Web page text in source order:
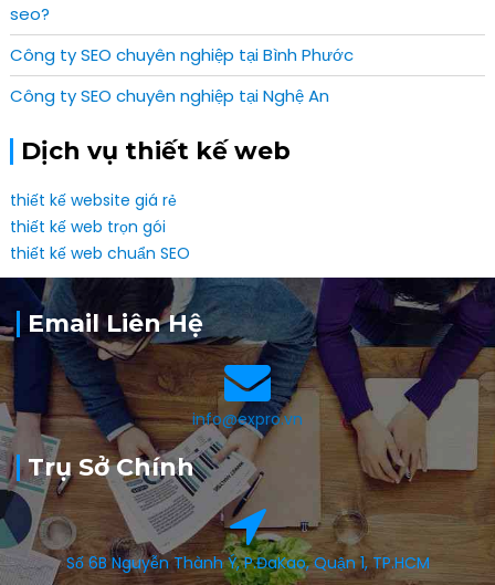
seo?
Công ty SEO chuyên nghiệp tại Bình Phước
Công ty SEO chuyên nghiệp tại Nghệ An
Dịch vụ thiết kế web
thiết kế website giá rẻ
thiết kế web trọn gói
thiết kế web chuẩn SEO
Email Liên Hệ
info@expro.vn
Trụ Sở Chính
Số 6B Nguyễn Thành Ý, P.ĐaKao, Quận 1, TP.HCM